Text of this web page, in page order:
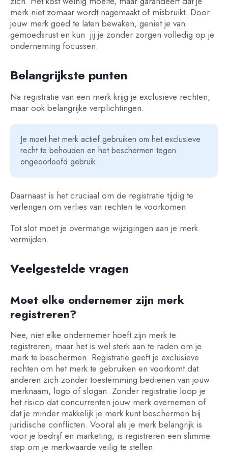
merk niet zomaar wordt nagemaakt of misbruikt. Door
jouw merk goed te laten bewaken, geniet je van
gemoedsrust en kun jij je zonder zorgen volledig op je
onderneming focussen.
Belangrijkste punten
Na registratie van een merk krijg je exclusieve rechten,
maar ook belangrijke verplichtingen.
Je moet het merk actief gebruiken om het exclusieve
recht te behouden en het beschermen tegen
ongeoorloofd gebruik.
Daarnaast is het cruciaal om de registratie tijdig te
verlengen om verlies van rechten te voorkomen.
Tot slot moet je overmatige wijzigingen aan je merk
vermijden.
Veelgestelde vragen
Moet elke ondernemer zijn merk
registreren?
Nee, niet elke ondernemer hoeft zijn merk te
registreren, maar het is wel sterk aan te raden om je
merk te beschermen. Registratie geeft je exclusieve
rechten om het merk te gebruiken en voorkomt dat
anderen zich zonder toestemming bedienen van jouw
merknaam, logo of slogan. Zonder registratie loop je
het risico dat concurrenten jouw merk overnemen of
dat je minder makkelijk je merk kunt beschermen bij
juridische conflicten. Vooral als je merk belangrijk is
voor je bedrijf en marketing, is registreren een slimme
stap om je merkwaarde veilig te stellen.